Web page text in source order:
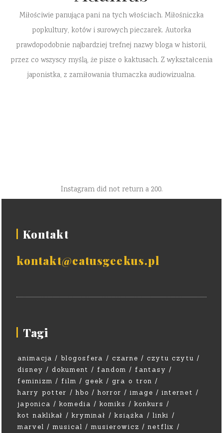
Miłościwie panująca pani na tych włościach. Miłośniczka
popkultury, kotów i surowych pieczarek. Autorka
prawdopodobnie najbardziej trefnej nazwy bloga w historii,
przez co wszyscy myślą, że pisze o kaktusach. Z wykształcenia
japonistka, z zamiłowania tłumaczka audiowizualna.
Instagram did not return a 200.
Kontakt
kontakt@catusgeekus.pl
Tagi
animacja blogosfera czarne
czytu czytu
disney
dokument fandom
fantasy
feminizm
film geek
gra o tron
harry potter
hbo horror image
internet
japonica
komedia komiks
konkurs
kot naklikał
kryminał książka
linki
marvel
musical musierowicz
netflix